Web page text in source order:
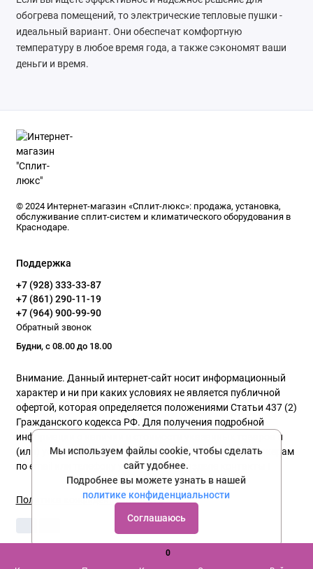
0
обогрева помещений, то электрические тепловые пушки -
идеальный вариант. Они обеспечат комфортную
температуру в любое время года, а также сэкономят ваши
деньги и время.
© 2024 Интернет-магазин «Сплит-люкс»: продажа, установка,
обслуживание сплит-систем и климатического оборудования в
Краснодаре.
Поддержка
+7 (928) 333-33-87
+7 (861) 290-11-19
+7 (964) 900-99-90
Обратный звонок
Будни, с 08.00 до 18.00
Внимание. Данный интернет-сайт носит информационный
характер и ни при каких условиях не является публичной
офертой, которая определяется положениями Статьи 437 (2)
Гражданского кодекса РФ. Для получения подробной
информации о наличии и стоимости указанных товаров и
(или) услуг, пожалуйста, обращайтесь к нашим менеджерам
по email или телефону указанного в разделе контакты !
Политика конфиденциальности
Мы используем файлы cookie, чтобы сделать
сайт удобнее.
Подробнее вы можете узнать в нашей
политике конфиденциальности
Соглашаюсь